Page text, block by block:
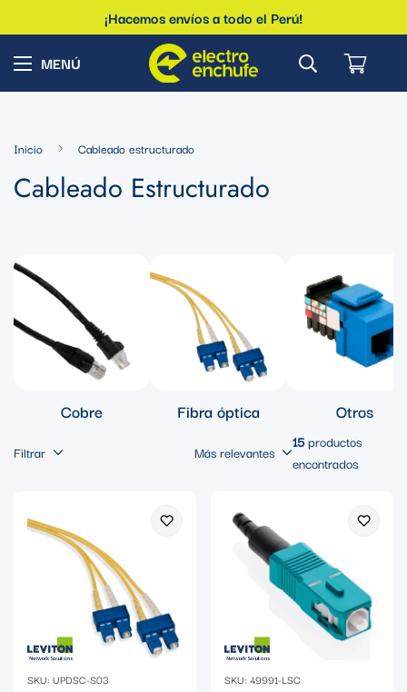
¡Hacemos envíos a todo el Perú!
Inicio Cableado estructurado
Cableado Estructurado
Cobre Fibra óptica Otros
Filtrar Más relevantes
15productos
encontrados
SKU: UPDSC-S03 SKU: 49991-LSC